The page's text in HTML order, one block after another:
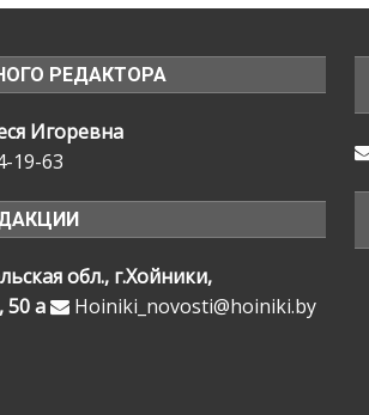
РЕДАКТОРА
Игоревна
19-63
обл., г.Хойники,
50 а
Hoiniki_novosti@hoiniki.by